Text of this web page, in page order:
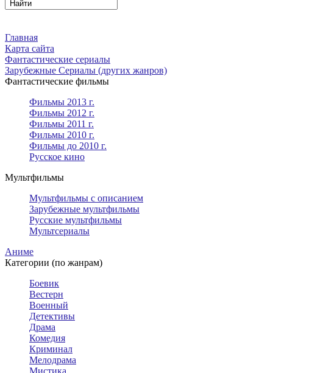
Главная
Карта сайта
Фантастические сериалы
Зарубежные Сериалы (других жанров)
Фантастические фильмы
Фильмы 2013 г.
Фильмы 2012 г.
Фильмы 2011 г.
Фильмы 2010 г.
Фильмы до 2010 г.
Русское кино
Мультфильмы
Мультфильмы с описанием
Зарубежные мультфильмы
Русские мультфильмы
Мультсериалы
Аниме
Категории (по жанрам)
Боевик
Вестерн
Военный
Детективы
Драма
Комедия
Криминал
Мелодрама
Мистика